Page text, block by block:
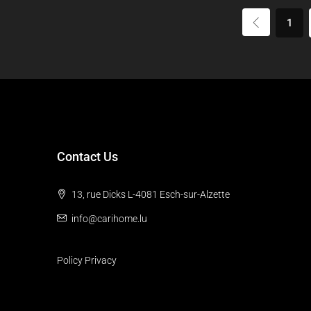
1
Contact Us
13, rue Dicks L-4081 Esch-sur-Alzette
info@carihome.lu
Policy Privacy